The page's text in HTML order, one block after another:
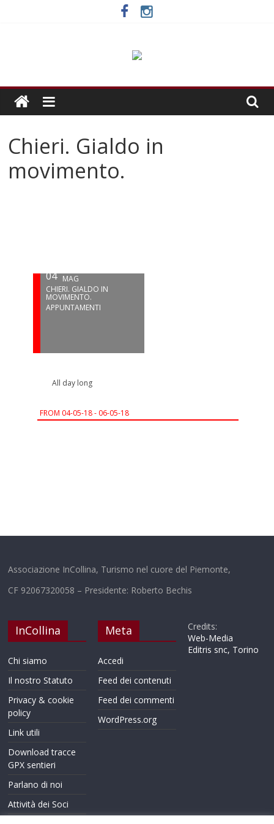
Chieri. Gialdo in
movimento.
04 MAG
CHIERI. GIALDO IN
MOVIMENTO.
APPUNTAMENTI
All day long
FROM 04-05-18 - 06-05-18
Associazione InCollina, Turismo nel cuore del Piemonte,
CF 92067320058 – Presidente: Roberto Bechis
InCollina
Chi siamo
Il nostro Statuto
Privacy & cookie
policy
Link utili
Download tracce
GPX sentieri
Parlano di noi
Attività dei Soci
Meta
Accedi
Feed dei contenuti
Feed dei commenti
WordPress.org
Credits:
Web-Media
Editris snc, Torino